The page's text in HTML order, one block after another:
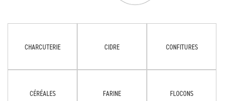
CHARCUTERIE CIDRE CONFITURES
CÉRÉALES FARINE FLOCONS